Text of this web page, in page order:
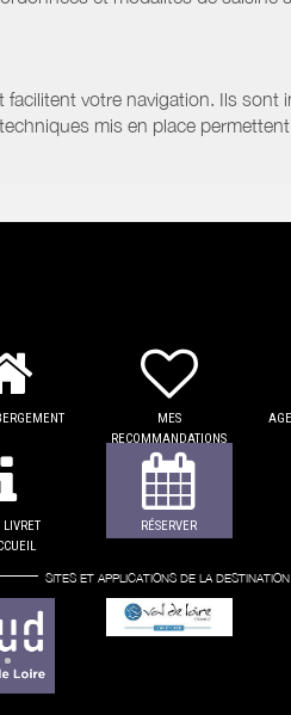
votre navigation. Ils
mis en place
MES
RECOMMANDATIONS
RÉSERVER
SITES ET APPLICATIONS DE LA DESTINATION: